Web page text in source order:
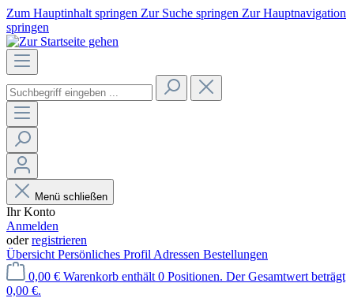
Zum Hauptinhalt springen Zur Suche springen Zur Hauptnavigation
springen
Menü schließen
Ihr Konto
Anmelden
oderregistrieren
Übersicht Persönliches Profil Adressen Bestellungen
0,00 € Warenkorb enthält 0 Positionen. Der Gesamtwert beträgt
0,00 €.